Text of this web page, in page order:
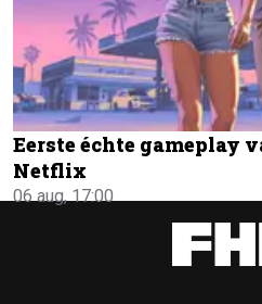
Eerste échte gameplay
Netflix
06 aug, 17:00